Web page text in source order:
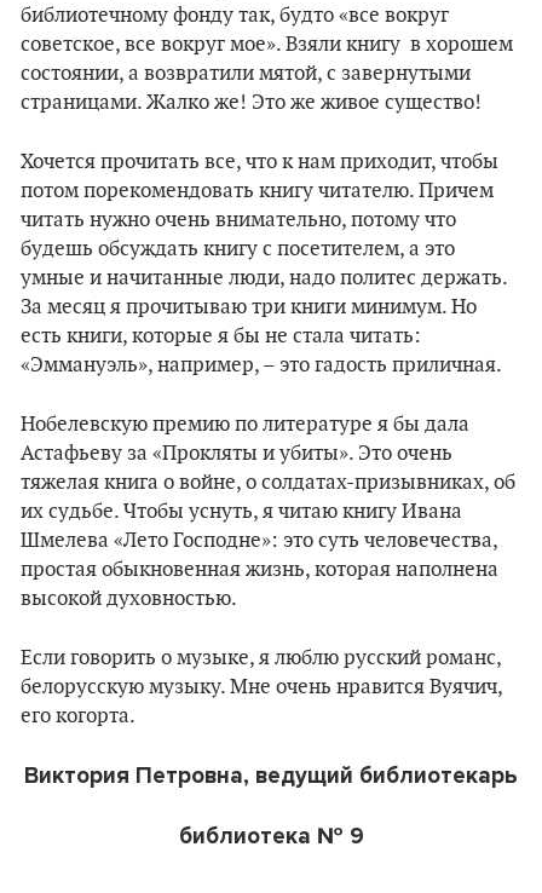
библиотечному фонду так, будто «все вокруг
советское, все вокруг мое». Взяли книгу в хорошем
состоянии, а возвратили мятой, с завернутыми
страницами. Жалко же! Это же живое существо!
Хочется прочитать все, что к нам приходит, чтобы
потом порекомендовать книгу читателю. Причем
читать нужно очень внимательно, потому что
будешь обсуждать книгу с посетителем, а это
умные и начитанные люди, надо политес держать.
За месяц я прочитываю три книги минимум. Но
есть книги, которые я бы не стала читать:
«Эммануэль», например, – это гадость приличная.
Нобелевскую премию по литературе я бы дала
Астафьеву за «Прокляты и убиты». Это очень
тяжелая книга о войне, о солдатах-призывниках, об
их судьбе. Чтобы уснуть, я читаю книгу Ивана
Шмелева «Лето Господне»: это суть человечества,
простая обыкновенная жизнь, которая наполнена
высокой духовностью.
Если говорить о музыке, я люблю русский романс,
белорусскую музыку. Мне очень нравится Вуячич,
его когорта.
Виктория Петровна, ведущий библиотекарь
библиотека № 9